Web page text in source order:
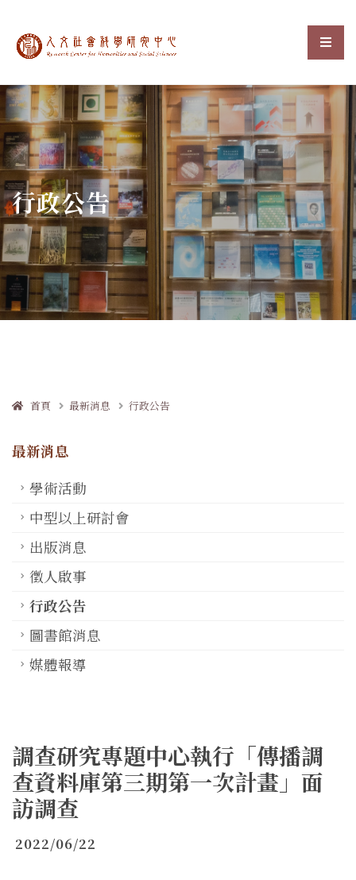
中央研究院人文社會科選
:::
行政公告
首頁 最新消息 行政公告
最新消息
學術活動
中型以上研討會
出版消息
徵人啟事
行政公告
圖書館消息
媒體報導
調查研究專題中心執行「傳播調
查資料庫第三期第一次計畫」面
訪調查
2022/06/22